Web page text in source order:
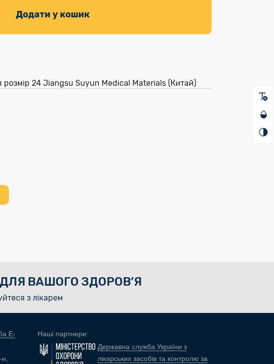
Додати у кошик
24 Jiangsu Suyun Medical Materials (Китай)
ВАШОГО ЗДОРОВ’Я
з лікарем
E-
Наші партнери:
Державна служба України з
лікарських засобів та контролю за